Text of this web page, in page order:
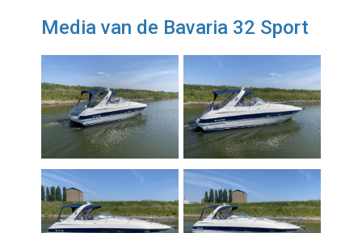
Media van de Bavaria 32 Sport